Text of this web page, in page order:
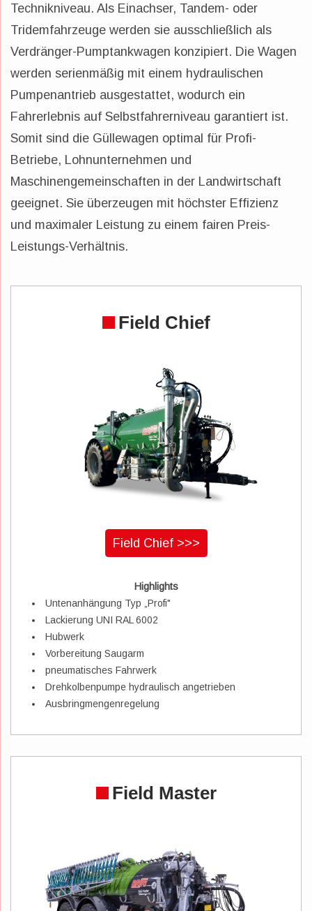
Technikniveau. Als Einachser, Tandem- oder
Tridemfahrzeuge werden sie ausschließlich als
Verdränger-Pumptankwagen konzipiert. Die Wagen
werden serienmäßig mit einem hydraulischen
Pumpenantrieb ausgestattet, wodurch ein
Fahrerlebnis auf Selbstfahrerniveau garantiert ist.
Somit sind die Güllewagen optimal für Profi-
Betriebe, Lohnunternehmen und
Maschinengemeinschaften in der Landwirtschaft
geeignet. Sie überzeugen mit höchster Effizienz
und maximaler Leistung zu einem fairen Preis-
Leistungs-Verhältnis.
Field Chief
Field Chief >>>
Highlights
Untenanhängung Typ „Profi"
Lackierung UNI RAL 6002
Hubwerk
Vorbereitung Saugarm
pneumatisches Fahrwerk
Drehkolbenpumpe hydraulisch angetrieben
Ausbringmengenregelung
Field Master